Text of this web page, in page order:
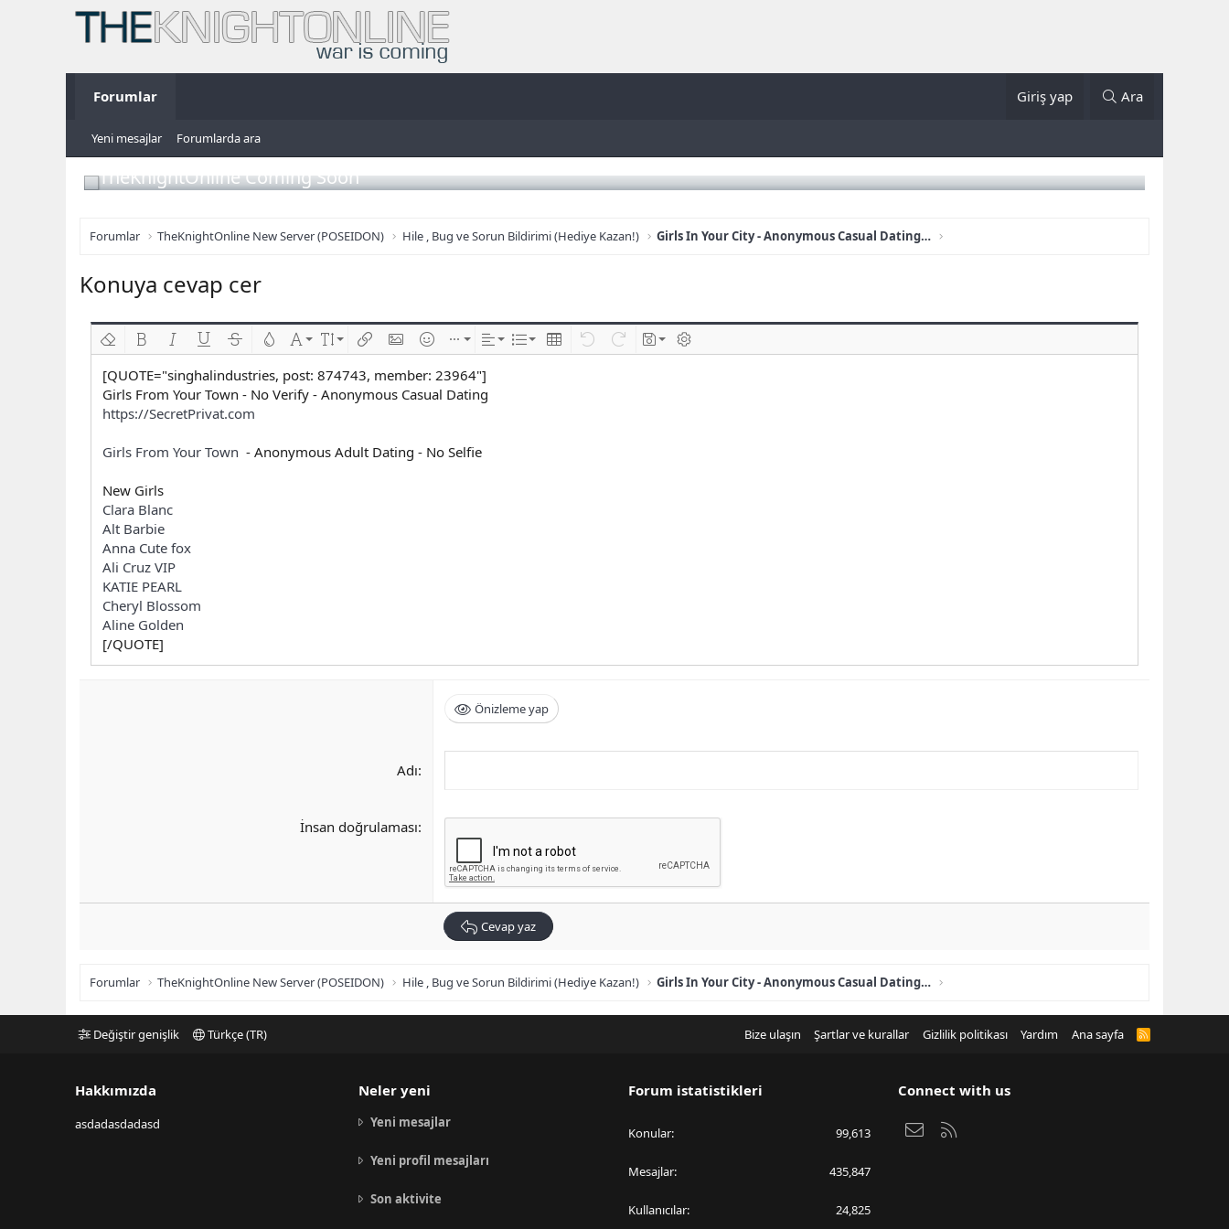
Forumlar Giriş yap Ara
Yeni mesajlar Forumlarda ara
TheKnightOnline Coming Soon
Forumlar TheKnightOnline New Server (POSEIDON) Hile , Bug ve Sorun Bildirimi (Hediye Kazan!) Girls In Your City - Anonymous Casual Dating - No Verify
Konuya cevap cer
[QUOTE="singhalindustries, post: 874743, member: 23964"]
Girls From Your Town - No Verify - Anonymous Casual Dating
https://SecretPrivat.com
Girls From Your Town - Anonymous Adult Dating - No Selfie
New Girls
Clara Blanc
Alt Barbie
Anna Cute fox
Ali Cruz VIP
KATIE PEARL
Cheryl Blossom
Aline Golden
[/QUOTE]
Önizleme yap
Adı
İnsan doğrulaması
Cevap yaz
Forumlar TheKnightOnline New Server (POSEIDON) Hile , Bug ve Sorun Bildirimi (Hediye Kazan!) Girls In Your City - Anonymous Casual Dating - No Verify
Değiştir genişlik Türkçe (TR) Bize ulaşın Şartlar ve kurallar Gizlilik politikası Yardım Ana sayfa
R
Hakkımızda
asdadasdadasd
Neler yeni
Yeni mesajlar
Yeni profil mesajları
Son aktivite
Forum istatistikleri
Konular 99,613
Mesajlar 435,847
Kullanıcılar 24,825
Connect with us
Bize ulaşın